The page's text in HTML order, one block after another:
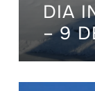
DIA
– 9